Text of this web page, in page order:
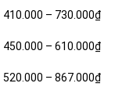
410.000 – 730.000₫
450.000 – 610.000₫
520.000 – 867.000₫